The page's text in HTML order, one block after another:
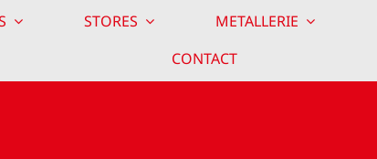
STORES METALLERIE
CONTACT